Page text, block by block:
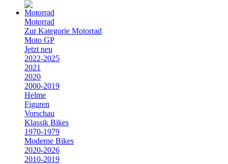
Motorrad
Zur Kategorie Motorrad
Moto GP
Jetzt neu
2022-2025
2021
2020
2000-2019
Helme
Figuren
Vorschau
Klassik Bikes
1970-1979
Moderne Bikes
2020-2026
2010-2019